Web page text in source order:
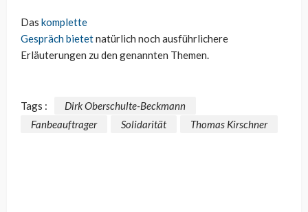
Das komplette
Gespräch bietetnatürlich noch ausführlichere
Erläuterungen zu den genannten Themen.
Tags :
Dirk Oberschulte-Beckmann
Fanbeauftrager
Solidarität Thomas Kirschner